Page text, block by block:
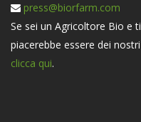
press@biorfarm.com
Se sei un Agricoltore Bio e ti
piacerebbe essere dei nostri
clicca qui.